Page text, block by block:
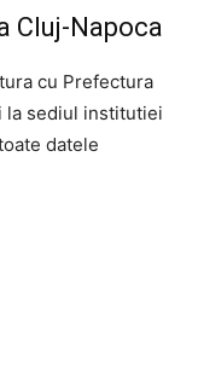
Cluj-Napoca
cu Prefectura
la sediul institutiei
datele